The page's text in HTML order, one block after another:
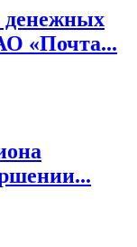
«Почта...